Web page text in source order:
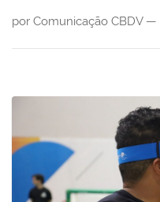
por Comunicação CBDV —